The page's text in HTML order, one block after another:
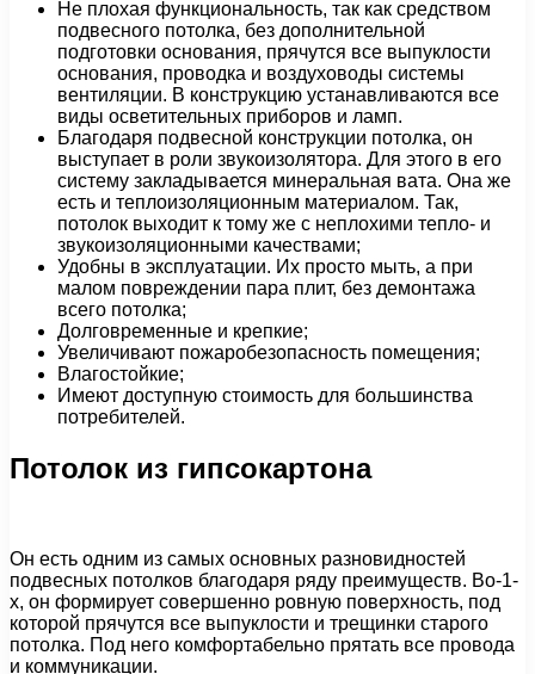
Не плохая функциональность, так как средством
подвесного потолка, без дополнительной
подготовки основания, прячутся все выпуклости
основания, проводка и воздуховоды системы
вентиляции. В конструкцию устанавливаются все
виды осветительных приборов и ламп.
Благодаря подвесной конструкции потолка, он
выступает в роли звукоизолятора. Для этого в его
систему закладывается минеральная вата. Она же
есть и теплоизоляционным материалом. Так,
потолок выходит к тому же с неплохими тепло- и
звукоизоляционными качествами;
Удобны в эксплуатации. Их просто мыть, а при
малом повреждении пара плит, без демонтажа
всего потолка;
Долговременные и крепкие;
Увеличивают пожаробезопасность помещения;
Влагостойкие;
Имеют доступную стоимость для большинства
потребителей.
Потолок из гипсокартона
Он есть одним из самых основных разновидностей
подвесных потолков благодаря ряду преимуществ. Во-1-
х, он формирует совершенно ровную поверхность, под
которой прячутся все выпуклости и трещинки старого
потолка. Под него комфортабельно прятать все провода
и коммуникации.